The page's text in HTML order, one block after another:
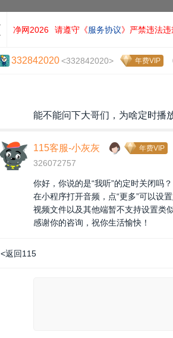
净网2026 请遵守《服务协议》严禁违法违
332842020<332842020> 年费VIP
能不能问下大哥们，为啥定时播
115客服-小灰灰 年费VIP
326072757
你好，你说的是“我听”的定时关闭吗？
在小程序打开音频，点“更多”可以设置
视频文件以及其他端暂不支持设置类
感谢你的咨询，祝你生活愉快！
<返回115